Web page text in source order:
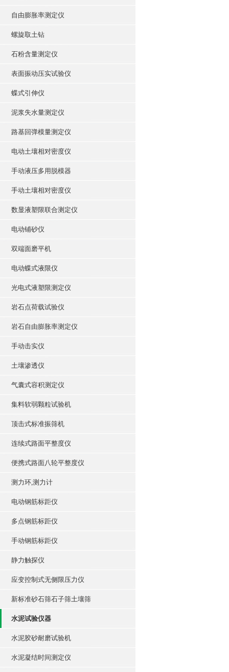
自由膨胀率测定仪
螺旋取土钻
石粉含量测定仪
表面振动压实试验仪
蝶式引伸仪
泥浆失水量测定仪
路基回弹模量测定仪
电动土壤相对密度仪
手动液压多用脱模器
手动土壤相对密度仪
数显液塑限联合测定仪
电动铺砂仪
双端面磨平机
电动蝶式液限仪
光电式液塑限测定仪
岩石点荷载试验仪
岩石自由膨胀率测定仪
手动击实仪
土壤渗透仪
气囊式容积测定仪
集料软弱颗粒试验机
顶击式标准振筛机
连续式路面平整度仪
便携式路面八轮平整度仪
测力环,测力计
电动钢筋标距仪
多点钢筋标距仪
手动钢筋标距仪
静力触探仪
应变控制式无侧限压力仪
新标准砂石筛石子筛土壤筛
水泥试验仪器
水泥胶砂耐磨试验机
水泥凝结时间测定仪